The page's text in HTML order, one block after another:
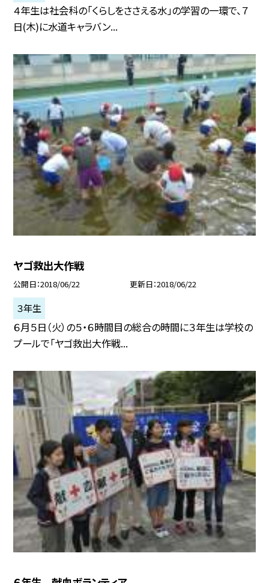
４年生は社会科の「くらしをささえる水」の学習の一環で、７
日(木)に水道キャラバン...
ヤゴ救出大作戦
公開日 2018/06/22 更新日 2018/06/22
３年生
６月５日（火）の５・６時間目の総合の時間に３年生は学校の
プールで「ヤゴ救出大作戦...